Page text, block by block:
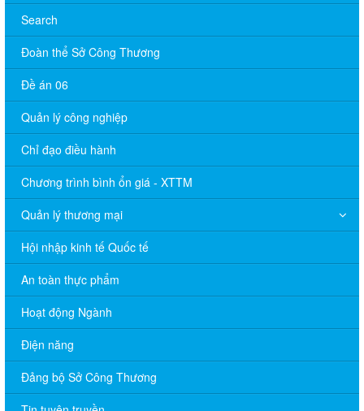
Search
Đoàn thể Sở Công Thương
Đề án 06
Quản lý công nghiệp
Chỉ đạo điều hành
Chương trình bình ổn giá - XTTM
Quản lý thương mại
Hội nhập kinh tế Quốc tế
An toàn thực phẩm
Hoạt động Ngành
Điện năng
Đảng bộ Sở Công Thương